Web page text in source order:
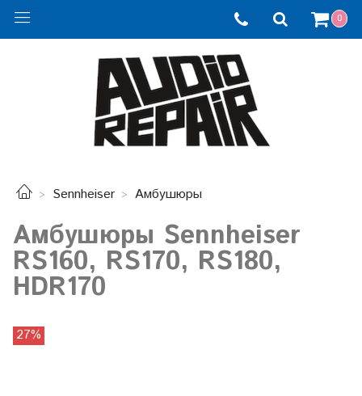
0
Sennheiser Амбушюры
Амбушюры Sennheiser
RS160, RS170, RS180,
HDR170
27%